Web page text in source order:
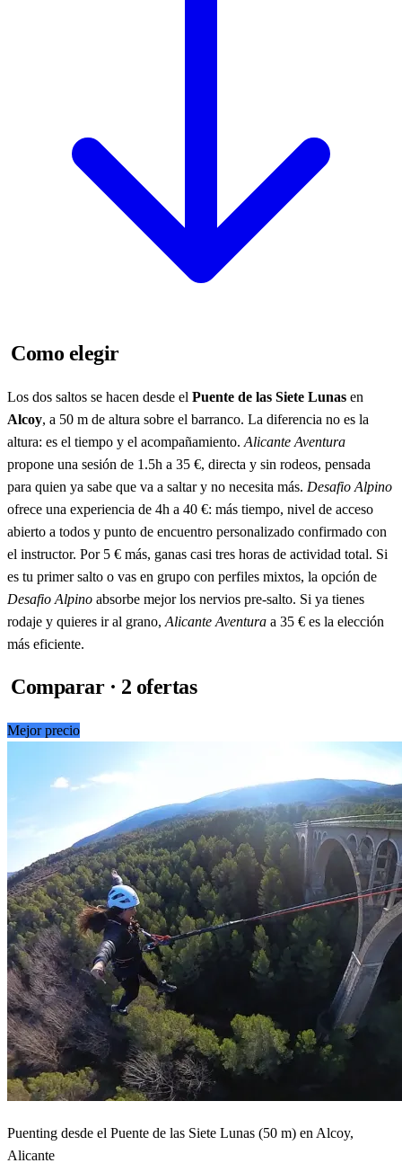
Como elegir
Los dos saltos se hacen desde el Puente de las Siete Lunas en
Alcoy, a 50 m de altura sobre el barranco. La diferencia no es la
altura: es el tiempo y el acompañamiento. Alicante Aventura
propone una sesión de 1.5h a 35 €, directa y sin rodeos, pensada
para quien ya sabe que va a saltar y no necesita más. Desafio Alpino
ofrece una experiencia de 4h a 40 €: más tiempo, nivel de acceso
abierto a todos y punto de encuentro personalizado confirmado con
el instructor. Por 5 € más, ganas casi tres horas de actividad total. Si
es tu primer salto o vas en grupo con perfiles mixtos, la opción de
Desafio Alpino absorbe mejor los nervios pre-salto. Si ya tienes
rodaje y quieres ir al grano, Alicante Aventura a 35 € es la elección
más eficiente.
Comparar · 2 ofertas
Mejor precio
Puenting desde el Puente de las Siete Lunas (50 m) en Alcoy,
Alicante